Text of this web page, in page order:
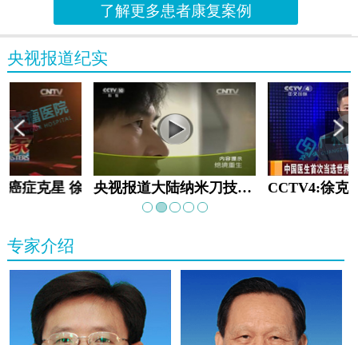
了解更多患者康复案例
央视报道纪实
癌症克星 徐克成 央视报道大陆纳米刀技术手术：绝境重生
专家介绍